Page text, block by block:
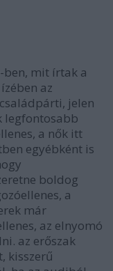
ben, mit írtak a
az
jelen
legfontosabb
a nők itt
egyébként is
boldog
a
már
az elnyomó
az erőszak
kisszerű